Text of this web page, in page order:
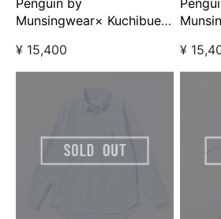
Munsingwear× Kuchibue
スリーブスウェットシャツ
ブラック【GO/LOOK!限定
¥ 15,400
フォー
ツ ホ
¥